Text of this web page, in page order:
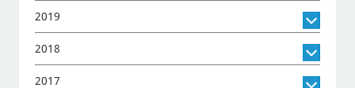
2019
2018
2017